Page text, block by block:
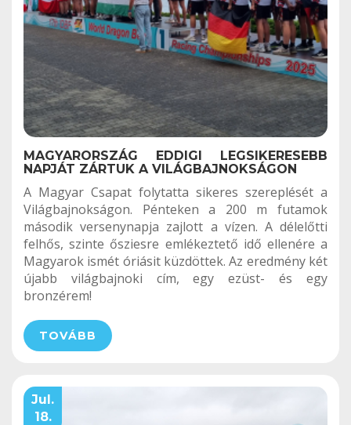
MAGYARORSZÁG EDDIGI LEGSIKERESEBB
NAPJÁT ZÁRTUK A VILÁGBAJNOKSÁGON
A Magyar Csapat folytatta sikeres szereplését a
Világbajnokságon. Pénteken a 200 m futamok
második versenynapja zajlott a vízen. A délelőtti
felhős, szinte ősziesre emlékeztető idő ellenére a
Magyarok ismét óriásit küzdöttek. Az eredmény két
újabb világbajnoki cím, egy ezüst- és egy
bronzérem!
TOVÁBB
Jul.
18.